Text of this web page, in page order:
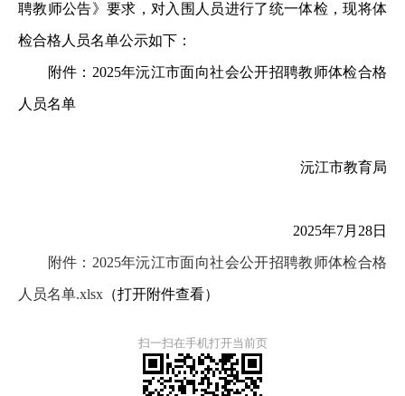
聘教师公告》要求，对入围人员进行了统一体检，现将体
检合格人员名单公示如下：
附件：2025年沅江市面向社会公开招聘教师体检合格
人员名单
沅江市教育局
2025年7月28日
附件：2025年沅江市面向社会公开招聘教师体检合格
人员名单.xlsx （打开附件查看）
扫一扫在手机打开当前页